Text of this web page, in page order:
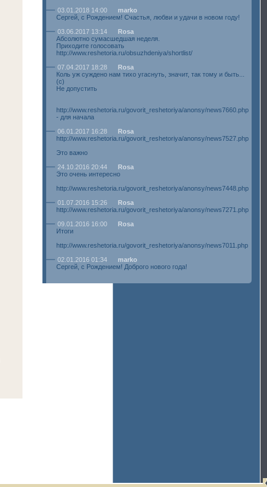
03.01.2018 14:00
marko
Сергей, с Рождением! Счастья, любви и удачи в новом году!
03.06.2017 13:14
Rosa
Абсолютно сумасшедшая неделя.
Приходите голосовать
http://www.reshetoria.ru/obsuzhdeniya/shortlist/
07.04.2017 18:28
Rosa
Коль уж суждено нам тихо угаснуть, значит, так тому и быть...
(с)
Не допустить
http://www.reshetoria.ru/govorit_reshetoriya/anonsy/news7660.php
- для начала
06.01.2017 16:28
Rosa
http://www.reshetoria.ru/govorit_reshetoriya/anonsy/news7527.php
Это важно
24.10.2016 20:44
Rosa
Это очень интересно
http://www.reshetoria.ru/govorit_reshetoriya/anonsy/news7448.php
01.07.2016 15:26
Rosa
http://www.reshetoria.ru/govorit_reshetoriya/anonsy/news7271.php
09.01.2016 16:00
Rosa
Итоги
http://www.reshetoria.ru/govorit_reshetoriya/anonsy/news7011.php
02.01.2016 01:34
marko
Сергей, с Рождением! Доброго нового года!